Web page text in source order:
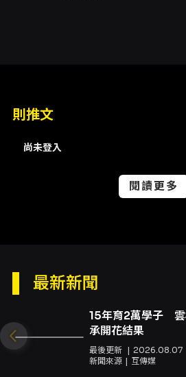
時須出示有效身心障礙證明正
款方式：信用卡（VISA /
信用卡 3D 驗證服務；購票
- 全家 FamiPort 購票僅收現
位；列印繳費單後需在 10 分
內（不含購票日）可申請退票
金額 5% 手續費。購票後第 4
申請。 - 未取票之退票需依
請；已取票或實體票券之退
請書以掛號郵寄至 KKTIX 指
KKTIX 退換票規定）。 其他
以真實姓名與有效聯絡資訊
則推文
尚未登入
閱讀更多
最新新聞
​​​15年育2萬學子 雲
承開花結果
最後更新
2026.08.07
新聞來源
互傳媒